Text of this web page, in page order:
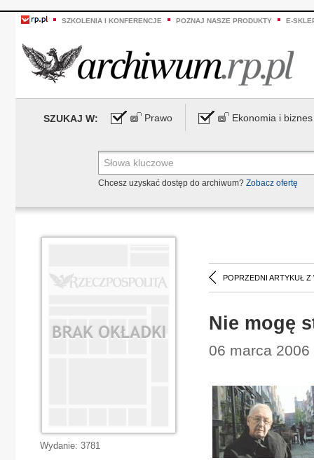
SZKOLENIA I KONFERENCJE POZNAJ NASZE PRODUKTY E-
SZUKAJ W: Prawo Ekonomia i biznes
Chcesz uzyskać dostęp do archiwum? Zobacz ofertę
POPRZEDNI ARTYKUŁ Z
Nie mogę
06 marca
Wydanie: 3781